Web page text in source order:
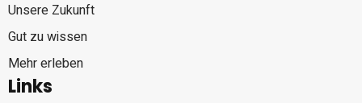
Unsere Zukunft
Gut zu wissen
Mehr erleben
Links